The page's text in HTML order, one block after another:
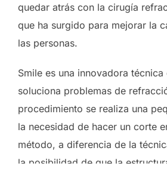
quedar atrás con la cirugía
que ha surgido para mejorar la
las personas.
Smile es una innovadora
soluciona problemas de
procedimiento se realiza una
la necesidad de hacer un corte
método, a diferencia de la
la posibilidad de que la